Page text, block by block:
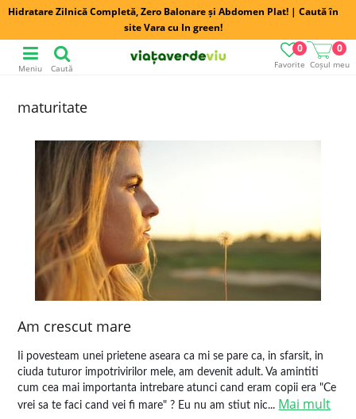
Hidratare Zilnică Completă, Zero Balonare și Abdomen Plat! | Caută în
site Vara cu In green!
Favorite
0
Coșul meu
0
Meniu Caută
maturitate
Am crescut mare
Ii povesteam unei prietene aseara ca mi se pare ca, in sfarsit, in
ciuda tuturor impotrivirilor mele, am devenit adult. Va amintiti
cum cea mai importanta intrebare atunci cand eram copii era "Ce
vrei sa te faci cand vei fi mare" ? Eu nu am stiut nic... Mai mult